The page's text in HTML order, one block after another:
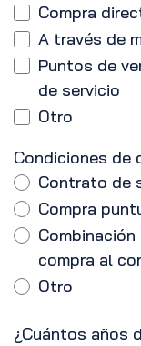
Compra
A través de
Puntos de
de servicio
Otro
Condiciones de
Contrato de
Compra
compra al
Otro
¿Cuántos años